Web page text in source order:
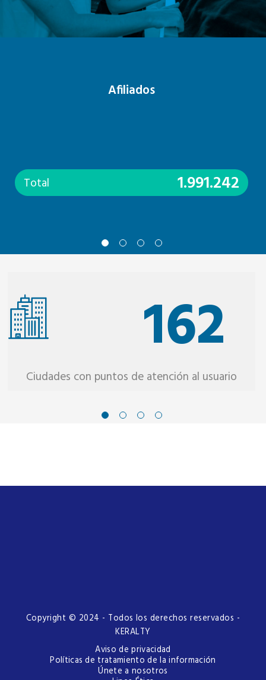
Afiliados
Total 1.991.242
162
Ciudades con puntos de atención al usuario
Copyright © 2024 - Todos los derechos reservados -
KERALTY
Aviso de privacidad
Políticas de tratamiento de la información
Únete a nosotros